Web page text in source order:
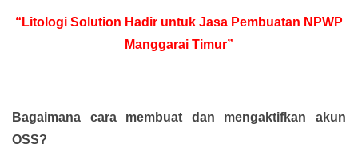
“Litologi Solution Hadir untuk Jasa Pembuatan NPWP
Manggarai Timur”
Bagaimana cara membuat dan mengaktifkan akun
OSS?